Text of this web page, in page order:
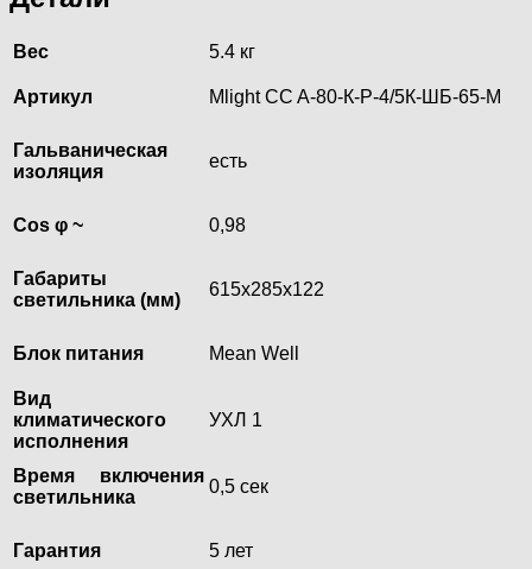
Вес 5.4 кг
Артикул Mlight CC A-80-К-Р-4/5К-ШБ-65-М
Гальваническая
изоляция
есть
Cos φ ~ 0,98
Габариты
светильника (мм)
615х285х122
Блок питания Mean Well
Вид
климатического
исполнения
УХЛ 1
Время включения
светильника
0,5 сек
Гарантия 5 лет